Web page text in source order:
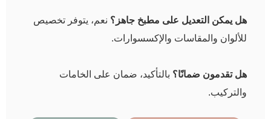
هل يمكن التعديل على مطبخ جاهز؟ نعم، يتوفر تخصيص
للألوان والمقاسات والإكسسوارات.
هل تقدمون ضمانًا؟ بالتأكيد، ضمان على الخامات
والتركيب.